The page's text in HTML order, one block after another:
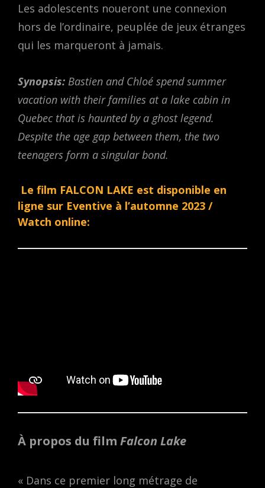
Les adolescents noueront une connexion
hors de l’ordinaire, peuplée de jeux étranges
qui les marqueront à jamais.
Synopsis: Bastien and Chloé spend summer
vacation with their families at a lake cabin in
Quebec that is haunted by a ghost legend.
Despite the age gap between them, the two
teenagers form a singular bond.
Le film FALCON LAKE est disponible en
ligne sur Eventive à l’automne 2023 /
Watch online:
À propos du film Falcon Lake
« Dans ce premier long métrage de